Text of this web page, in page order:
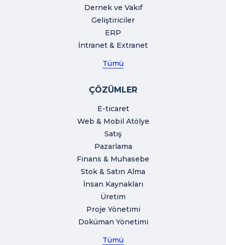
Dernek ve Vakıf
Geliştiriciler
ERP
İntranet & Extranet
Tümü
ÇÖZÜMLER
E-ticaret
Web & Mobil Atölye
Satış
Pazarlama
Finans & Muhasebe
Stok & Satın Alma
İnsan Kaynakları
Üretim
Proje Yönetimi
Doküman Yönetimi
Tümü